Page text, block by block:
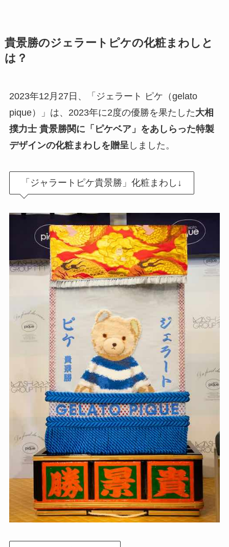
貴景勝のジェラートピケの化粧まわしと
は？
2023年12月27日、「ジェラート ピケ（gelato
pique）」は、2023年に2度の優勝を果たした大相
撲力士 貴景勝関に「ピケベア」をあしらった特製
デザインの化粧まわしを贈呈 しました。
「ジャラートピケ貴景勝」化粧まわし↓